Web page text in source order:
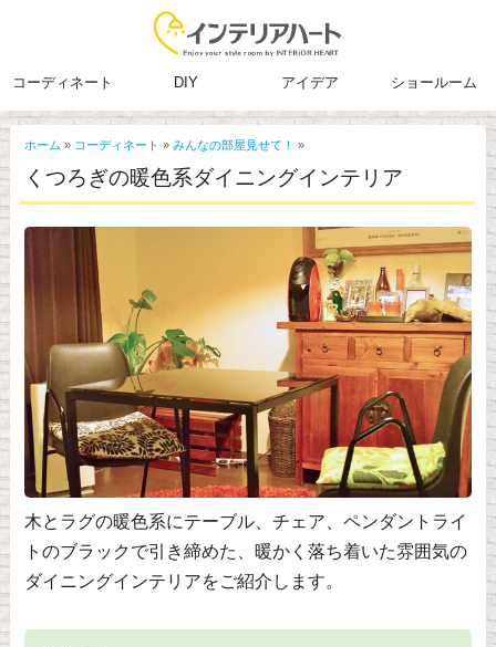
コーディネート DIY アイデア ショールーム
ホーム » コーディネート » みんなの部屋見せて！ »
くつろぎの暖色系ダイニングインテリア
木とラグの暖色系にテーブル、チェア、ペンダントライ
トのブラックで引き締めた、暖かく落ち着いた雰囲気の
ダイニングインテリアをご紹介します。